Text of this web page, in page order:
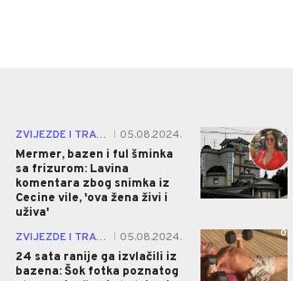
ZVIJEZDE I TRAČEVI
05.08.2024.
Mermer, bazen i ful šminka
sa frizurom: Lavina
komentara zbog snimka iz
Cecine vile, 'ova žena živi i
uživa'
1
ZVIJEZDE I TRAČEVI
05.08.2024.
24 sata ranije ga izvlačili iz
bazena: Šok fotka poznatog
0